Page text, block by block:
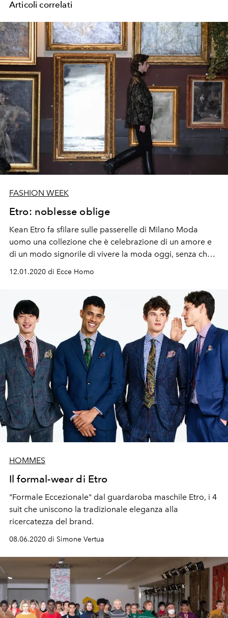
Articoli correlati
FASHION WEEK
Etro: noblesse oblige
Kean Etro fa sfilare sulle passerelle di Milano Moda
uomo una collezione che è celebrazione di un amore e
di un modo signorile di vivere la moda oggi, senza che
le forzature della modernità possano svalutarne il
12.01.2020 di Ecce Homo
HOMMES
Il formal-wear di Etro
"Formale Eccezionale" dal guardaroba maschile Etro, i 4
suit che uniscono la tradizionale eleganza alla
ricercatezza del brand.
08.06.2020 di Simone Vertua